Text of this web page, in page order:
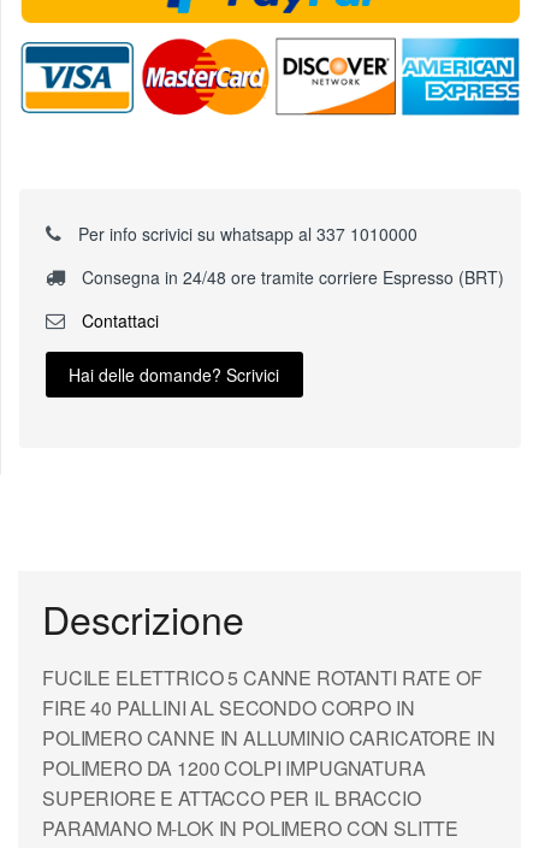
Per info scrivici su whatsapp al 337 1010000
Consegna in 24/48 ore tramite corriere Espresso (BRT)
Contattaci
Hai delle domande? Scrivici
Descrizione
FUCILE ELETTRICO 5 CANNE ROTANTI RATE OF
FIRE 40 PALLINI AL SECONDO CORPO IN
POLIMERO CANNE IN ALLUMINIO CARICATORE IN
POLIMERO DA 1200 COLPI IMPUGNATURA
SUPERIORE E ATTACCO PER IL BRACCIO
PARAMANO M-LOK IN POLIMERO CON SLITTE